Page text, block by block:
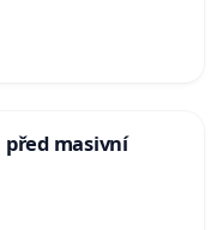
masivní